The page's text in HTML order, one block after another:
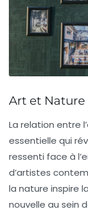
Art et Nature
La relation entre
essentielle qui
ressenti face à
d’artistes
la nature inspire la
nouvelle au sein